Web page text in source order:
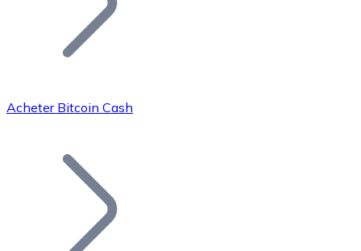
Bitcoin
Acheter Bitcoin Cash